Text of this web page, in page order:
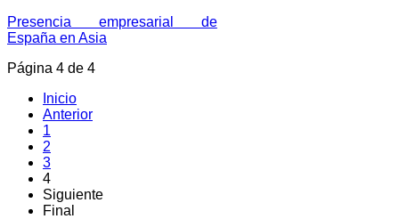
Presencia empresarial de
España en Asia
Página 4 de 4
Inicio
Anterior
1
2
3
4
Siguiente
Final